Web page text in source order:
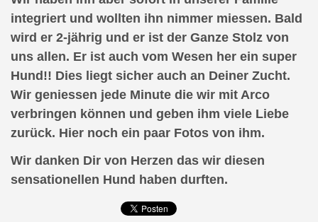
integriert und wollten ihn nimmer miessen. Bald
wird er 2-jährig und er ist der Ganze Stolz von
uns allen. Er ist auch vom Wesen her ein super
Hund!! Dies liegt sicher auch an Deiner Zucht.
Wir geniessen jede Minute die wir mit Arco
verbringen können und geben ihm viele Liebe
zurück. Hier noch ein paar Fotos von ihm.
Wir danken Dir von Herzen das wir diesen
sensationellen Hund haben durften.